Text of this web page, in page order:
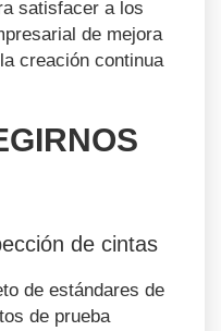
satisfacer a los
de mejora
creación continua
de cintas
de estándares de
de prueba